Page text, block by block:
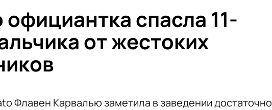
спасла 11-
от жестоких
Флавен Карвалью заметила в заведении достаточно